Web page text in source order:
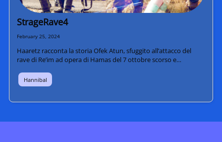
StrageRave4
February 25, 2024
Haaretz racconta la storia Ofek Atun, sfuggito all’attacco del
rave di Re’im ad opera di Hamas del 7 ottobre scorso e…
Hannibal